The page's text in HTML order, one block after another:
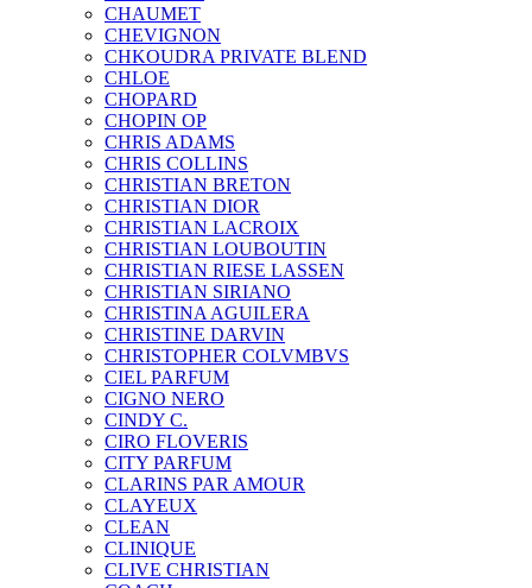
CHAUMET
CHEVIGNON
CHKOUDRA PRIVATE BLEND
CHLOE
CHOPARD
CHOPIN OP
CHRIS ADAMS
CHRIS COLLINS
CHRISTIAN BRETON
CHRISTIAN DIOR
CHRISTIAN LACROIX
CHRISTIAN LOUBOUTIN
CHRISTIAN RIESE LASSEN
CHRISTIAN SIRIANO
CHRISTINA AGUILERA
CHRISTINE DARVIN
CHRISTOPHER COLVMBVS
CIEL PARFUM
CIGNO NERO
CINDY C.
CIRO FLOVERIS
CITY PARFUM
CLARINS PAR AMOUR
CLAYEUX
CLEAN
CLINIQUE
CLIVE CHRISTIAN